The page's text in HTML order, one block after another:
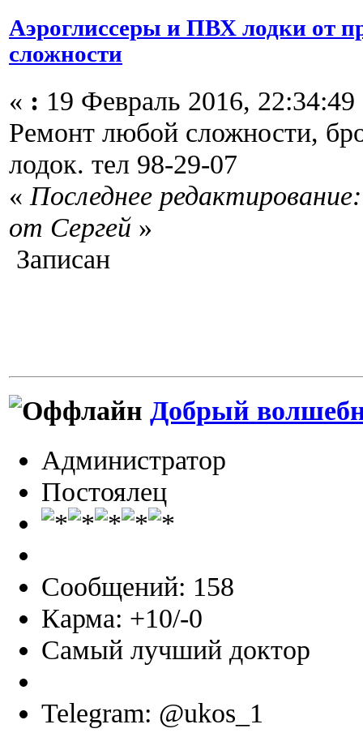
Аэроглиссеры и ПВХ лодки от
сложности
« : 19 Февраль 2016, 22:34:49
Ремонт любой сложности,
лодок. тел 98-29-07
« Последнее
от Сергей »
Записан
Добрый
Администратор
Постоялец
Сообщений: 158
Карма: +10/-0
Самый лучший доктор
Telegram: @ukos_1